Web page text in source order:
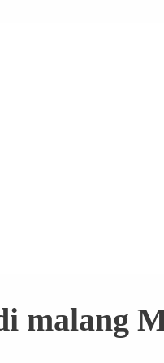
malang